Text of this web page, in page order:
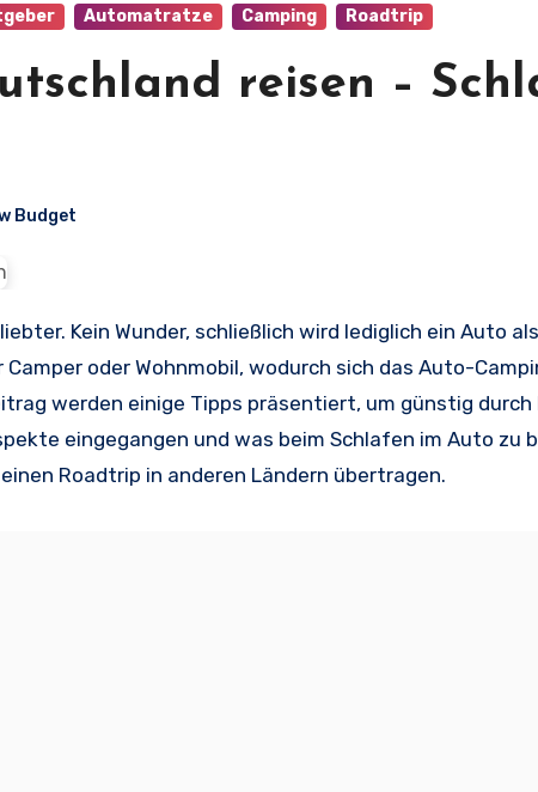
Automatratze Camping Roadtrip
reisen –
Budget
Kein Wunder, schließlich wird lediglich ein Auto
oder Wohnmobil, wodurch sich das Auto-
werden einige Tipps präsentiert, um günstig durch
eingegangen und was beim Schlafen im Auto zu
Roadtrip in anderen Ländern übertragen.